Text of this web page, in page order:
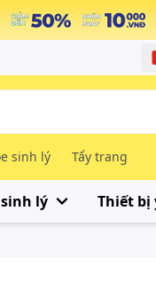
sinh lý Tẩy trang
lý Thiết bị